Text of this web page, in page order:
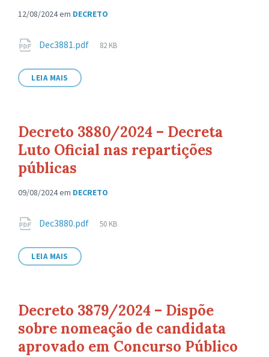
12/08/2024em DECRETO
Anexos
Dec3881.pdf
Tamanho
82 KB
LEIA MAIS
Decreto 3880/2024 – Decreta
Luto Oficial nas repartições
públicas
09/08/2024em DECRETO
Anexos
Dec3880.pdf
Tamanho
50 KB
LEIA MAIS
Decreto 3879/2024 – Dispõe
sobre nomeação de candidata
aprovado em Concurso Público